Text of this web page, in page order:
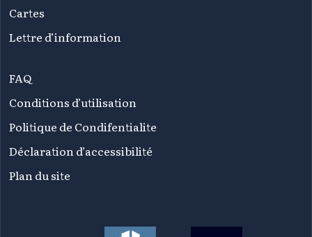
Cartes
Lettre d’information
FAQ
Conditions d’utilisation
Politique de Condifentialite
Déclaration d’accessibilité
Plan du site